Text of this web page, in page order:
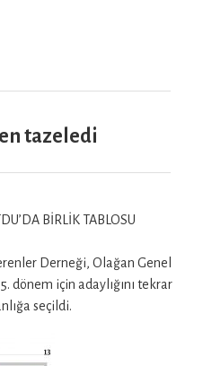
tazeledi
BİRLİK TABLOSU
Derneği, Olağan Genel
dönem için adaylığını tekrar
seçildi.